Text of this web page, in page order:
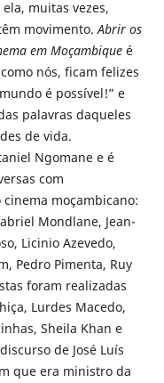
muitas vezes,
movimento.Abrir os
em Moçambiqueé
nós, ficam felizes
é possível!” e
palavras daqueles
de vida.
Ngomane e é
com
moçambicano:
Mondlane, Jean-
Licinio Azevedo,
Pedro Pimenta, Ruy
foram realizadas
Lurdes Macedo,
Sheila Khan e
de José Luís
que era ministro da